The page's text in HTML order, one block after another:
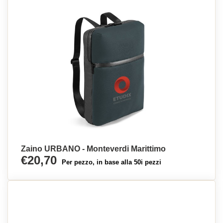
Zaino URBANO - Monteverdi Marittimo
€20,70 Per pezzo, in base alla 50i pezzi